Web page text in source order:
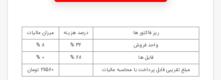
ریز فاکتور ها درصد هزینه
میزان مالیات
واحد فروش
32 %
8 %
فایل ها
68 %
0 %
مبلغ تقریبی قابل پرداخت با محاسبه مالیات
211560 تومان